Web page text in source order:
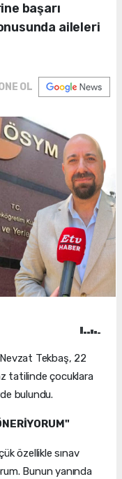
başarı
aileleri
OL
Tekbaş, 22
tatilinde çocuklara
bulundu.
özellikle sınav
Bunun yanında